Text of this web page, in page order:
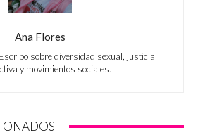
Ana Flores
sobre diversidad sexual, justicia
y movimientos sociales.